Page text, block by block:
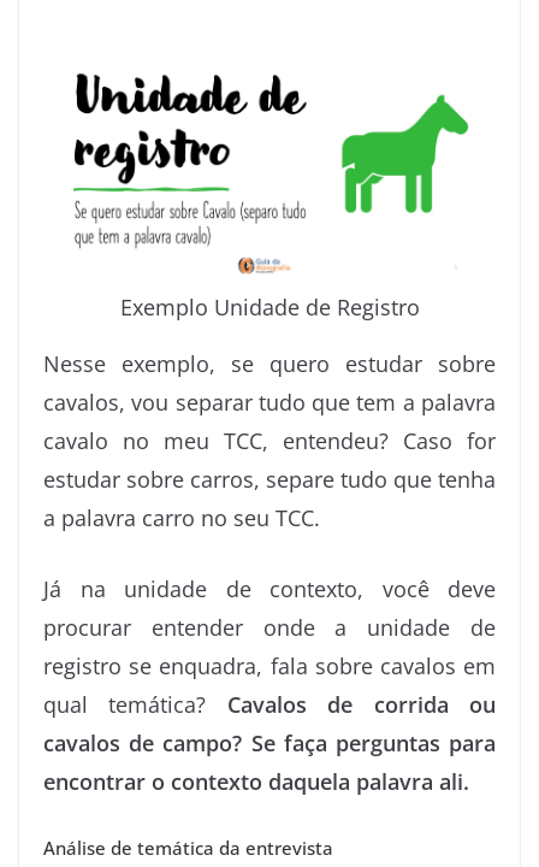
Exemplo Unidade de Registro
Nesse exemplo, se quero estudar sobre
cavalos, vou separar tudo que tem a palavra
cavalo no meu TCC, entendeu? Caso for
estudar sobre carros, separe tudo que tenha
a palavra carro no seu TCC.
Já na unidade de contexto, você deve
procurar entender onde a unidade de
registro se enquadra, fala sobre cavalos em
qual temática? Cavalos de corrida ou
cavalos de campo? Se faça perguntas para
encontrar o contexto daquela palavra ali.
Análise de temática da entrevista